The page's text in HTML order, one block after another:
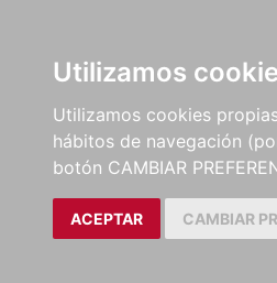
Utilizamos
Utilizamos cookies
hábitos de navegación
botón CAMBIAR
ACEPTAR CAMBIAR
LIBROS
MÉTODOS Y
EJERCICIOS